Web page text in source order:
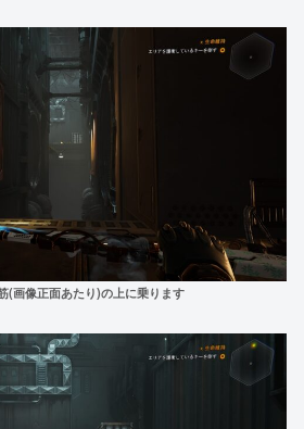
(画像正面あたり)の上に乗ります